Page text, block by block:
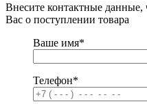
Внесите контактные
Вас о поступлении товара
Ваше имя*
Телефон*